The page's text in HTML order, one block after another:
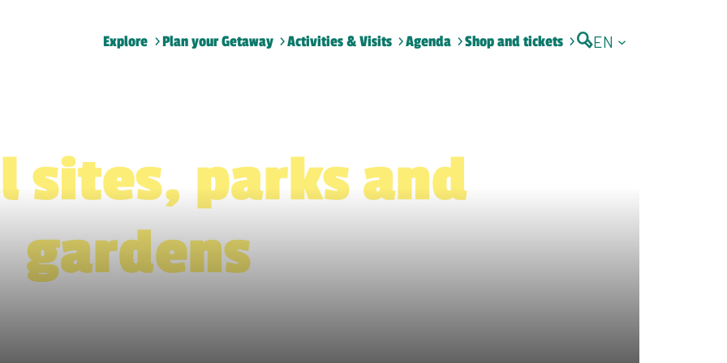
Explore Plan your Getaway Activities & Visits Agenda Shop and tickets EN
sites, parks and
gardens